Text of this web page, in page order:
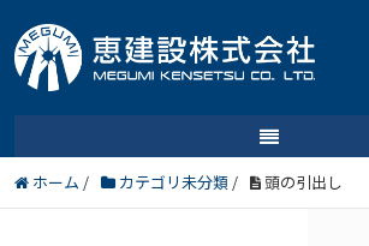
ホーム / カテゴリ未分類 / 頭の引出し